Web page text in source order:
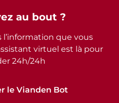
au bout ?
l’information que vous
virtuel est là pour
24h/24h
le Vianden Bot